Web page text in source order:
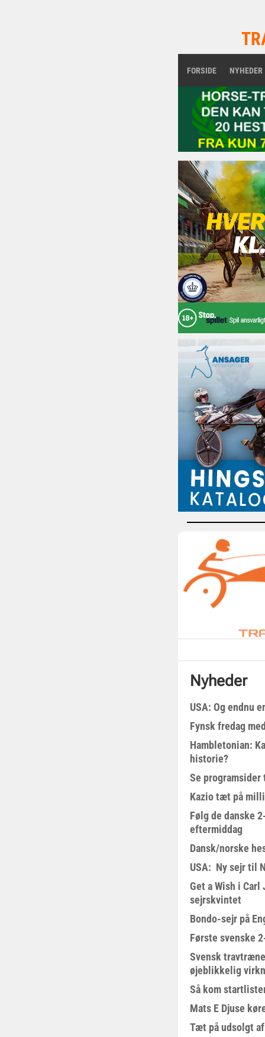
FORSIDE NYHEDER
Nyheder
USA: Og endnu
Fynsk fredag
Hambletonian:
historie?
Se
Kazio tæt på
Følg de danske
eftermiddag
Dansk/norske
USA: Ny sejr til
Get a Wish i Carl
sejrskvintet
Bondo-sejr på
Første svenske
Svensk
øjeblikkelig
Så kom
Mats E Djuse
Tæt på udsolgt